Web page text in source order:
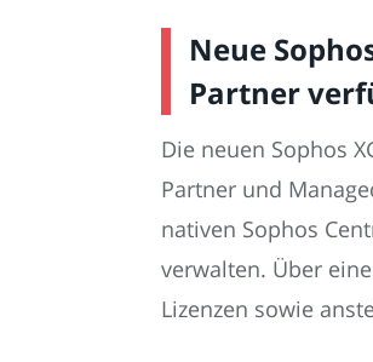
Neue
Partner
Die neuen Sophos
Partner und
nativen Sophos
verwalten. Über
Lizenzen sowie